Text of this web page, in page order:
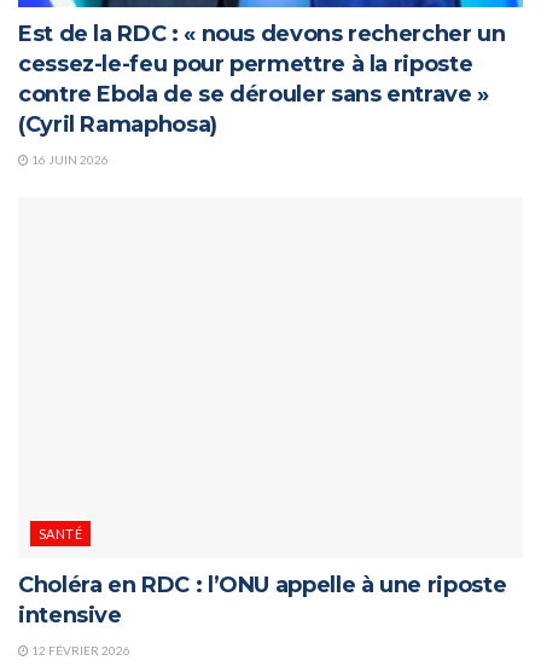
Est de la RDC : « nous devons rechercher un
cessez-le-feu pour permettre à la riposte
contre Ebola de se dérouler sans entrave »
(Cyril Ramaphosa)
16 JUIN 2026
SANTÉ
Choléra en RDC : l’ONU appelle à une riposte
intensive
12 FÉVRIER 2026